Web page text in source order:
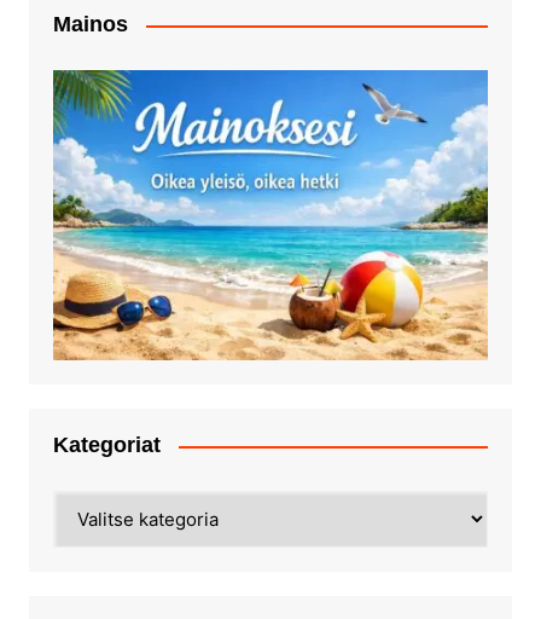
Mainos
Kategoriat